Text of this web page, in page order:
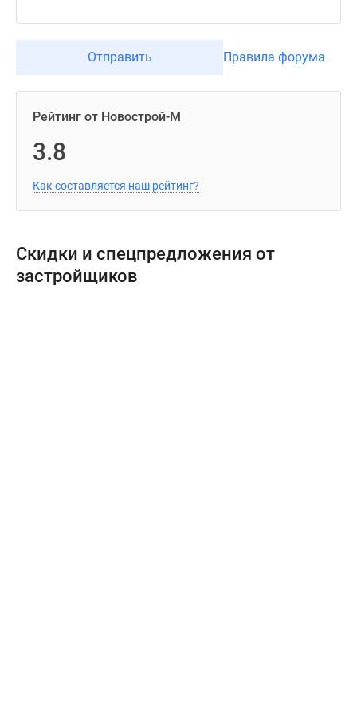
Отправить Правила форума
Рейтинг от Новострой-М
3.8
Как составляется наш рейтинг?
Скидки и спецпредложения от
застройщиков